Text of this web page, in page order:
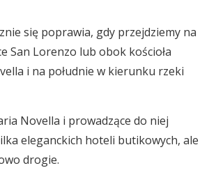
się poprawia, gdy przejdziemy na
San Lorenzo lub obok kościoła
i na południe w kierunku rzeki
Novella i prowadzące do niej
eleganckich hoteli butikowych, ale
drogie.